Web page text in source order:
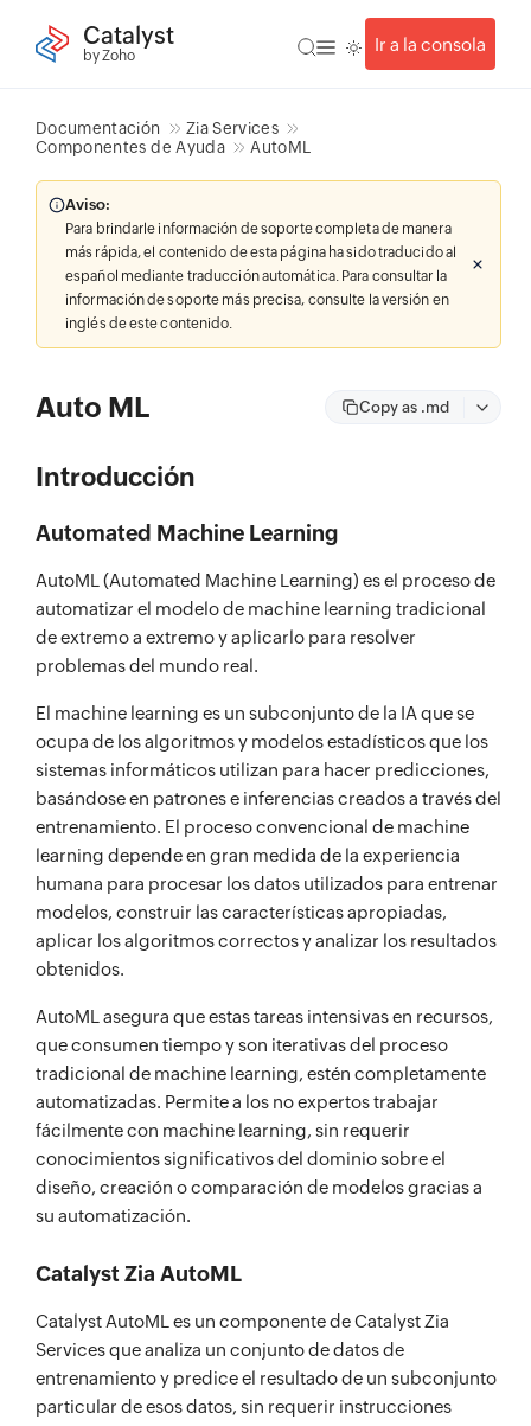
Catalyst
by Zoho
Ir a la consola
Documentación
Zia Services
Componentes de Ayuda
AutoML
Aviso:
Para brindarle información de soporte completa de manera
más rápida, el contenido de esta página ha sido traducido al
español mediante traducción automática. Para consultar la
información de soporte más precisa, consulte la versión en
inglés de este contenido.
Auto ML Copy as .md
Introducción
Automated Machine Learning
AutoML (Automated Machine Learning) es el proceso de
automatizar el modelo de machine learning tradicional
de extremo a extremo y aplicarlo para resolver
problemas del mundo real.
El machine learning es un subconjunto de la IA que se
ocupa de los algoritmos y modelos estadísticos que los
sistemas informáticos utilizan para hacer predicciones,
basándose en patrones e inferencias creados a través del
entrenamiento. El proceso convencional de machine
learning depende en gran medida de la experiencia
humana para procesar los datos utilizados para entrenar
modelos, construir las características apropiadas,
aplicar los algoritmos correctos y analizar los resultados
obtenidos.
AutoML asegura que estas tareas intensivas en recursos,
que consumen tiempo y son iterativas del proceso
tradicional de machine learning, estén completamente
automatizadas. Permite a los no expertos trabajar
fácilmente con machine learning, sin requerir
conocimientos significativos del dominio sobre el
diseño, creación o comparación de modelos gracias a
su automatización.
Catalyst Zia AutoML
Catalyst AutoML es un componente de Catalyst Zia
Services que analiza un conjunto de datos de
entrenamiento y predice el resultado de un subconjunto
particular de esos datos, sin requerir instrucciones